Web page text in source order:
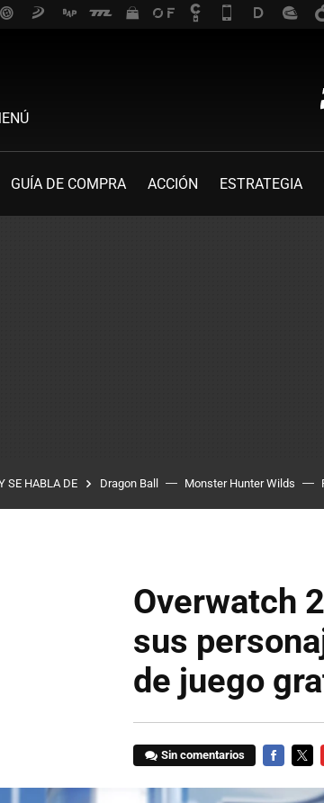
GUÍA DE COMPRA ACCIÓN ESTRATEGIA
SE HABLA DE Dragon Ball Monster Hunter Wilds
Overwatch
sus
de juego
Sin comentarios